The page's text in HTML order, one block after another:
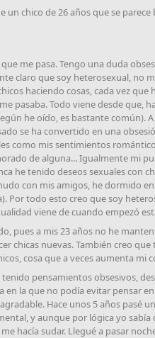
chico de 26 años que se parece
me pasa. Tengo una duda
claro que soy heterosexual, no
haciendo cosas, cada vez que
pasaba. Todo viene desde que,
he oído, es bastante común).
se ha convertido en una
como mis sentimientos
de alguna... Igualmente mi
he tenido deseos sexuales con
con mis amigos, he dormido
Por todo esto creo que soy
viene de cuando empezó
pues a mis 23 años no he
chicas nuevas. También creo
cosa que a veces aumenta mi
pensamientos obsesivos,
la que no podía evitar pensar
Hace unos 5 años pasé
y aunque por lógica yo sabía
hacía sudar. Llegué a pasar